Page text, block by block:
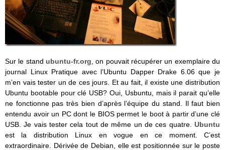
Sur le stand ubuntu-fr.org , on pouvait récupérer un exemplaire du
journal Linux Pratique avec l’Ubuntu Dapper Drake 6.06 que je
m’en vais tester un de ces jours. Et au fait, il existe une distribution
Ubuntu bootable pour clé USB? Oui, Usbuntu, mais il parait qu’elle
ne fonctionne pas très bien d’après l’équipe du stand. Il faut bien
entendu avoir un PC dont le BIOS permet le boot à partir d’une clé
USB. Je vais tester cela tout de même un de ces quatre. Ubuntu
est la distribution Linux en vogue en ce moment. C’est
extraordinaire. Dérivée de Debian, elle est positionnée sur le poste